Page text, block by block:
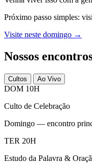
Próximo passo simples:
Visite neste domingo →
Nossos
Cultos Ao Vivo
DOM 10H
Culto de Celebração
Domingo — encontro
TER 20H
Estudo da Palavra &